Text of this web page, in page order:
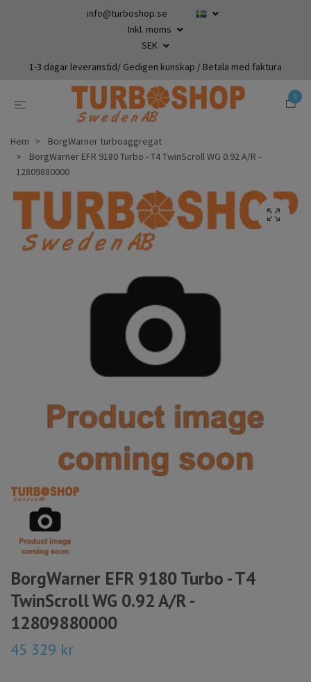
info@turboshop.se
Inkl. moms
SEK
1-3 dagar leveranstid/ Gedigen kunskap / Betala med faktura
0
Hem
BorgWarner turboaggregat
BorgWarner EFR 9180 Turbo - T4 TwinScroll WG 0.92 A/R -
12809880000
BorgWarner EFR 9180 Turbo - T4
TwinScroll WG 0.92 A/R -
12809880000
45 329 kr